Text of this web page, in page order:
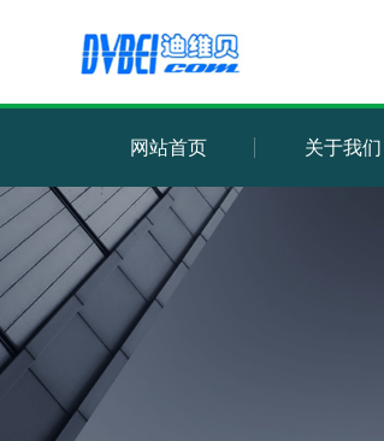
网站首页 关于我们